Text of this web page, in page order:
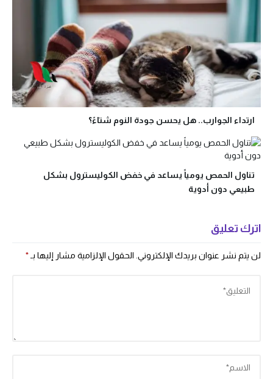
ارتداء الجوارب.. هل يحسن جودة النوم شتاءً؟
تناول الحمص يومياً يساعد في خفض الكوليسترول بشكل
طبيعي دون أدوية
اترك تعليق
لن يتم نشر عنوان بريدك الإلكتروني. الحقول الإلزامية مشار إليها بـ *